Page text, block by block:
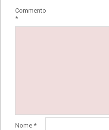
Commento
*
Nome *